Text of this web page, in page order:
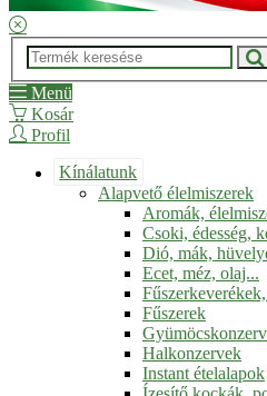
Menü
Kosár
Profil
Kínálatunk
Alapvető élelmiszerek
Aromák,
Csoki, édesség,
Dió, mák,
Ecet, méz, olaj...
Fűszerek
Halkonzervek
Instant ételalapok